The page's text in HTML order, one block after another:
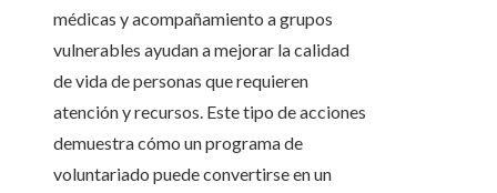
médicas y acompañamiento a grupos
vulnerables ayudan a mejorar la calidad
de vida de personas que requieren
atención y recursos. Este tipo de acciones
demuestra cómo un programa de
voluntariado puede convertirse en un